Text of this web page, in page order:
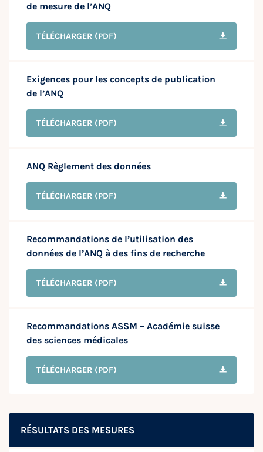
RÉSULTATS DES MESURES
de mesure de l’ANQ
TÉLÉCHARGER (PDF)
Exigences pour les concepts de publication
de l’ANQ
TÉLÉCHARGER (PDF)
ANQ Règlement des données
TÉLÉCHARGER (PDF)
Recommandations de l’utilisation des
données de l’ANQ à des fins de recherche
TÉLÉCHARGER (PDF)
Recommandations ASSM – Académie suisse
des sciences médicales
TÉLÉCHARGER (PDF)